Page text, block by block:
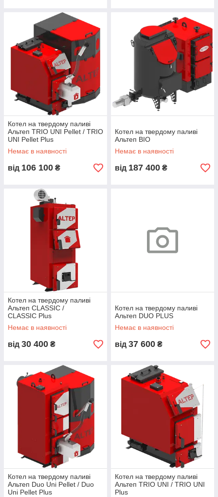
Котел на твердому паливі
Альтеп TRIO UNI Pellet / TRIO
UNI Pellet Plus
Немає в наявності
від 106 100 ₴
Котел на твердому паливі
Альтеп BIO
Немає в наявності
від 187 400 ₴
Котел на твердому паливі
Альтеп CLASSIC /
CLASSIC Plus
Немає в наявності
від 30 400 ₴
Котел на твердому паливі
Альтеп DUO PLUS
Немає в наявності
від 37 600 ₴
Котел на твердому паливі
Альтеп Duo Uni Pellet / Duo
Uni Pellet Plus
Котел на твердому паливі
Альтеп TRIO UNI / TRIO UNI
Plus